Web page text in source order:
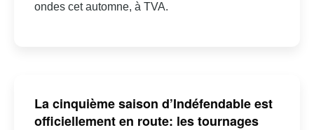
ondes cet automne, à TVA.
La cinquième saison d’Indéfendable est
officiellement en route: les tournages